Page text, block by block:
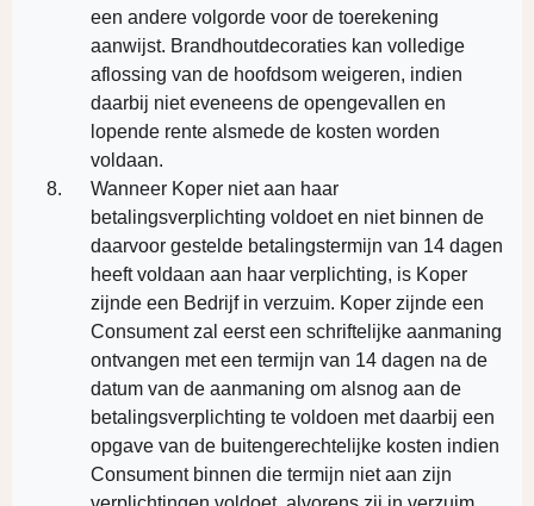
een andere volgorde voor de toerekening
aanwijst. Brandhoutdecoraties kan volledige
aflossing van de hoofdsom weigeren, indien
daarbij niet eveneens de opengevallen en
lopende rente alsmede de kosten worden
voldaan.
Wanneer Koper niet aan haar
betalingsverplichting voldoet en niet binnen de
daarvoor gestelde betalingstermijn van 14 dagen
heeft voldaan aan haar verplichting, is Koper
zijnde een Bedrijf in verzuim. Koper zijnde een
Consument zal eerst een schriftelijke aanmaning
ontvangen met een termijn van 14 dagen na de
datum van de aanmaning om alsnog aan de
betalingsverplichting te voldoen met daarbij een
opgave van de buitengerechtelijke kosten indien
Consument binnen die termijn niet aan zijn